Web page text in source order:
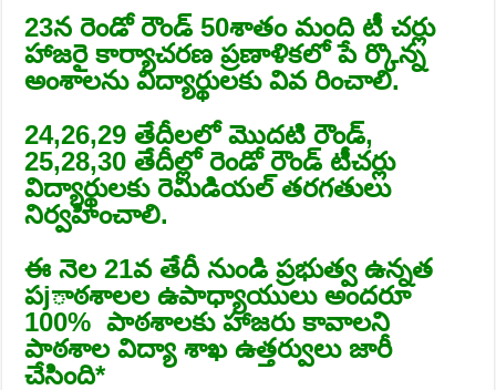
23న రెండో రౌండ్‌ 50శాతం మంది టీ చర్లు
హాజరై కార్యాచరణ ప్రణాళికలో పే ర్కొన్న
అంశాలను విద్యార్థులకు వివ రించాలి.
24,26,29 తేదీలలో మొదటి రౌండ్‌,
25,28,30 తేదీల్లో రెండో రౌండ్‌ టీచర్లు
విద్యార్థులకు రెమిడియల్‌ తరగతులు
నిర్వహించాలి.
ఈ నెల 21వ తేదీ నుండి ప్రభుత్వ ఉన్నత
పjాఠశాలల ఉపాధ్యాయులు అందరూ
100% పాఠశాలకు హాజరు కావాలని
పాఠశాల విద్యా శాఖ ఉత్తర్వులు జారీ
చేసింది*